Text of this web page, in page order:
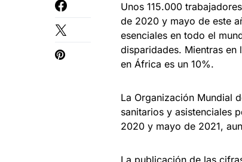
Unos 115.000
de 2020 y mayo de este
esenciales en todo el
disparidades. Mientras
en África es un 10%.
La Organización Mundial
sanitarios y asistenciales
2020 y mayo de 2021,